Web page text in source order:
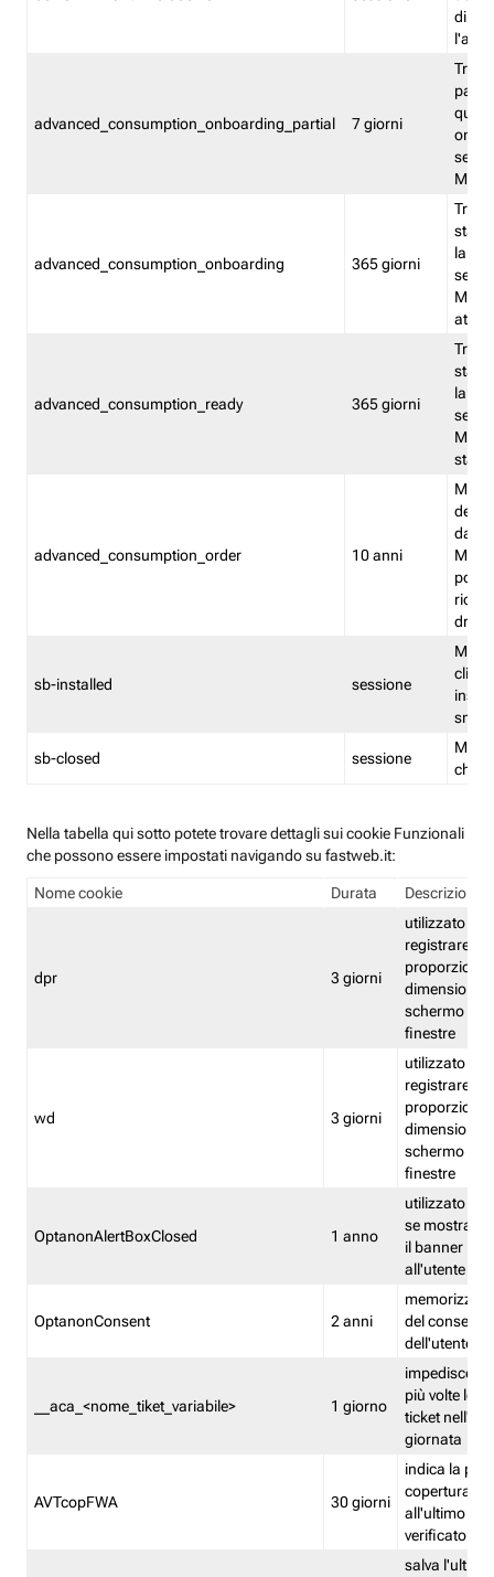
advanced_consumption_onboarding_partial 7 giorni
advanced_consumption_onboarding 365 giorni
stata
la
advanced_consumption_ready 365 giorni
stata
la
stato
advanced_consumption_order 10 anni
delle
sb-installed sessione
sb-closed sessione
Nella tabella qui sotto potete trovare dettagli sui cookie Funzionali
che possono essere impostati navigando su fastweb.it:
Nome cookie Durata Descrizione
dpr 3 giorni
utilizzato per
registrare le
proporzioni
dimensioni
schermo e
finestre
wd 3 giorni
utilizzato per
registrare le
proporzioni
dimensioni
schermo e
finestre
OptanonAlertBoxClosed 1 anno
utilizzato per
se mostrare
il banner
all'utente
OptanonConsent 2 anni
memorizza
del
dell'utente
__aca_<nome_tiket_variabile> 1 giorno
impedisce di
più volte lo
ticket
giornata
AVTcopFWA 30 giorni
indica la
copertura
all'ultimo
verificato
salva l'ultima